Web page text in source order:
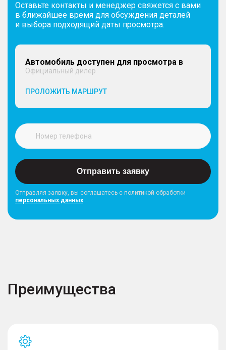
Оставьте контакты и менеджер свяжется с вами
в ближайшее время для обсуждения деталей
и выбора подходящий даты просмотра.
Автомобиль доступен для просмотра в
Официальный дилер
ПРОЛОЖИТЬ МАРШРУТ
Отправить заявку
Отправляя заявку, вы соглашатесь с политикой обработки
персональных данных
Преимущества